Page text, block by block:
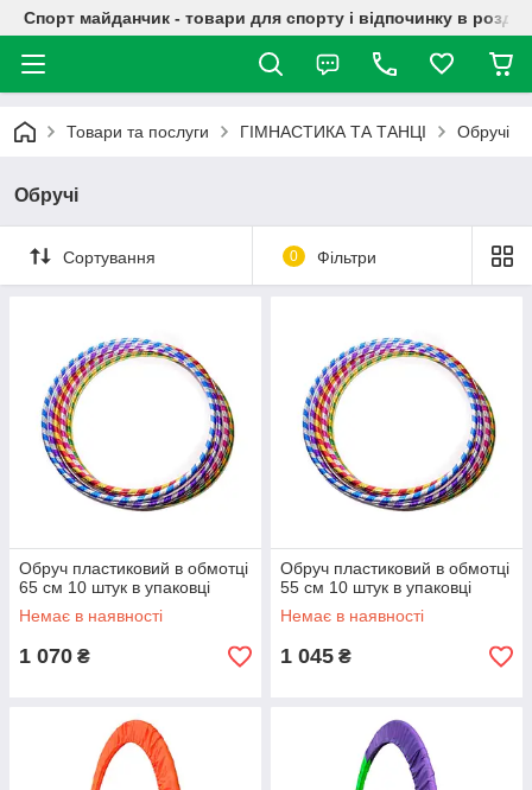
Спорт майданчик - товари для спорту і відпочинку в
Товари та послуги ГІМНАСТИКА ТА ТАНЦІ Обручі
Обручі
Сортування 0 Фільтри
Обруч пластиковий в обмотці
65 см 10 штук в упаковці
Немає в наявності
1 070 ₴
Обруч пластиковий в обмотці
55 см 10 штук в упаковці
Немає в наявності
1 045 ₴